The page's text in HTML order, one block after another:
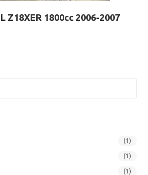
Z18XER 1800cc 2006-2007
(1)
(1)
(1)